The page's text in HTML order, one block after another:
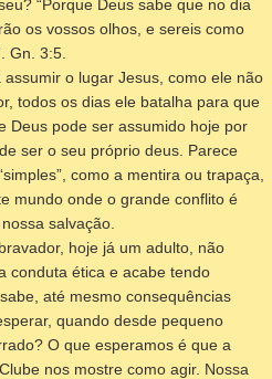
“Porque Deus sabe que no dia
os vossos olhos, e sereis como
Gn. 3:5.
o lugar Jesus, como ele não
todos os dias ele batalha para que
Deus pode ser assumido hoje por
ser o seu próprio deus. Parece
como a mentira ou trapaça,
mundo onde o grande conflito é
salvação.
hoje já um adulto, não
conduta ética e acabe tendo
até mesmo consequências
quando desde pequeno
O que esperamos é que a
nos mostre como agir. Nossa